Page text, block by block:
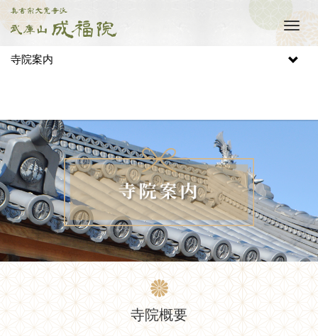
M
n
寺院案内
寺院概要